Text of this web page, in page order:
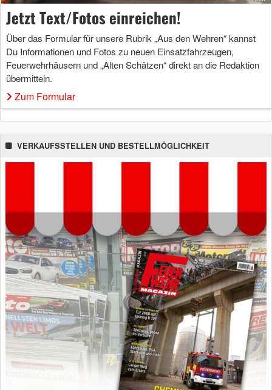
Jetzt Text/Fotos einreichen!
Über das Formular für unsere Rubrik „Aus den Wehren“ kannst
Du Informationen und Fotos zu neuen Einsatzfahrzeugen,
Feuerwehrhäusern und „Alten Schätzen“ direkt an die Redaktion
übermitteln.
Zum Formular
VERKAUFSSTELLEN UND BESTELLMÖGLICHKEIT